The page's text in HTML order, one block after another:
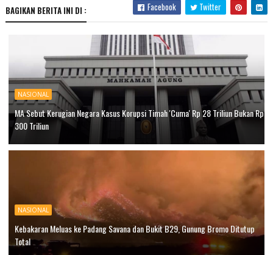
BAGIKAN BERITA INI DI : Facebook Twitter
NASIONAL
MA Sebut Kerugian Negara Kasus Korupsi Timah 'Cuma' Rp 28 Triliun Bukan Rp
300 Triliun
NASIONAL
Kebakaran Meluas ke Padang Savana dan Bukit B29, Gunung Bromo Ditutup
Total